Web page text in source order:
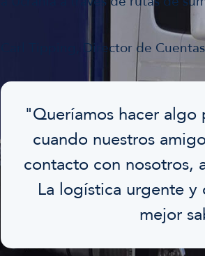
Carl Tipping, Director de
"Queríamos hacer algo
cuando nuestros
contacto con nosotros,
La logística urgente
mejor